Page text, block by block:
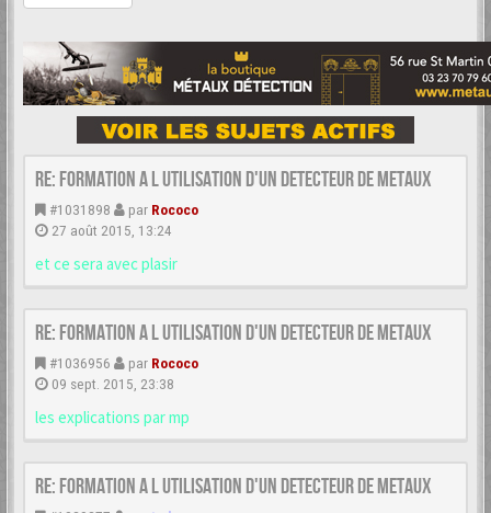
Re: formation a l utilisation d'un detecteur de metaux
#1031898 par Rococo
27 août 2015, 13:24
et ce sera avec plasir
Re: formation a l utilisation d'un detecteur de metaux
#1036956 par Rococo
09 sept. 2015, 23:38
les explications par mp
Re: formation a l utilisation d'un detecteur de metaux